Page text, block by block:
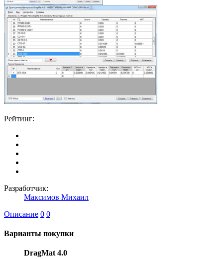
Рейтинг:
Разработчик:
Максимов Михаил
Описание 0 0
Варианты покупки
DragMat 4.0